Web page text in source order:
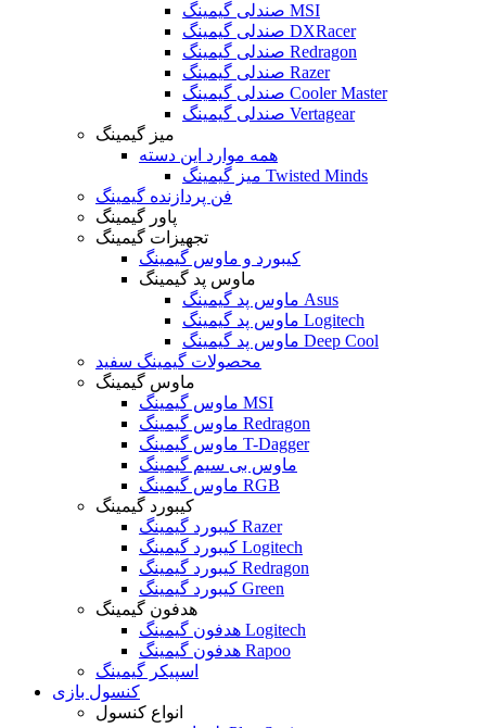
صندلی گیمینگ MSI
صندلی گیمینگ DXRacer
صندلی گیمینگ Redragon
صندلی گیمینگ Razer
صندلی گیمینگ Cooler Master
صندلی گیمینگ Vertagear
میز گیمینگ
همه موارد این دسته
میز گیمینگ Twisted Minds
فن پردازنده گیمینگ
پاور گیمینگ
تجهیزات گیمینگ
کیبورد و ماوس گیمینگ
ماوس پد گیمینگ
ماوس پد گیمینگ Asus
ماوس پد گیمینگ Logitech
ماوس پد گیمینگ Deep Cool
محصولات گیمینگ سفید
ماوس گیمینگ
ماوس گیمینگ MSI
ماوس گیمینگ Redragon
ماوس گیمینگ T-Dagger
ماوس بی سیم گیمینگ
ماوس گیمینگ RGB
کیبورد گیمینگ
کیبورد گیمینگ Razer
کیبورد گیمینگ Logitech
کیبورد گیمینگ Redragon
کیبورد گیمینگ Green
هدفون گیمینگ
هدفون گیمینگ Logitech
هدفون گیمینگ Rapoo
اسپیکر گیمینگ
کنسول بازی
انواع کنسول